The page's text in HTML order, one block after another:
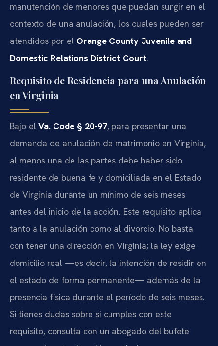
manutención de menores que puedan surgir en el
contexto de una anulación, los cuales pueden ser
atendidos por el Orange County Juvenile and
Domestic Relations District Court.
Requisito de Residencia para una Anulación
en Virginia
Bajo el Va. Code § 20-97, para presentar una
demanda de anulación de matrimonio en Virginia,
al menos una de las partes debe haber sido
residente de buena fe y domiciliada en el Estado
de Virginia durante un mínimo de seis meses
antes del inicio de la acción. Este requisito aplica
tanto a la anulación como al divorcio. No basta
con tener una dirección en Virginia; la ley exige
domicilio real —es decir, la intención de residir en
el estado de forma permanente— además de la
presencia física durante el período de seis meses.
Si tienes dudas sobre si cumples con este
requisito, consulta con un abogado del bufete